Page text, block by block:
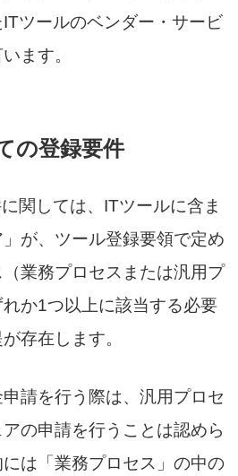
ツールのベンダー・サービ
ます。
の登録要件
関しては、ITツールに含ま
が、ツール登録要領で定め
業務プロセスまたは汎用プ
か1つ以上に該当する必要
存在します。
請を行う際は、汎用プロセ
の申請を行うことは認めら
は「業務プロセス」の中の